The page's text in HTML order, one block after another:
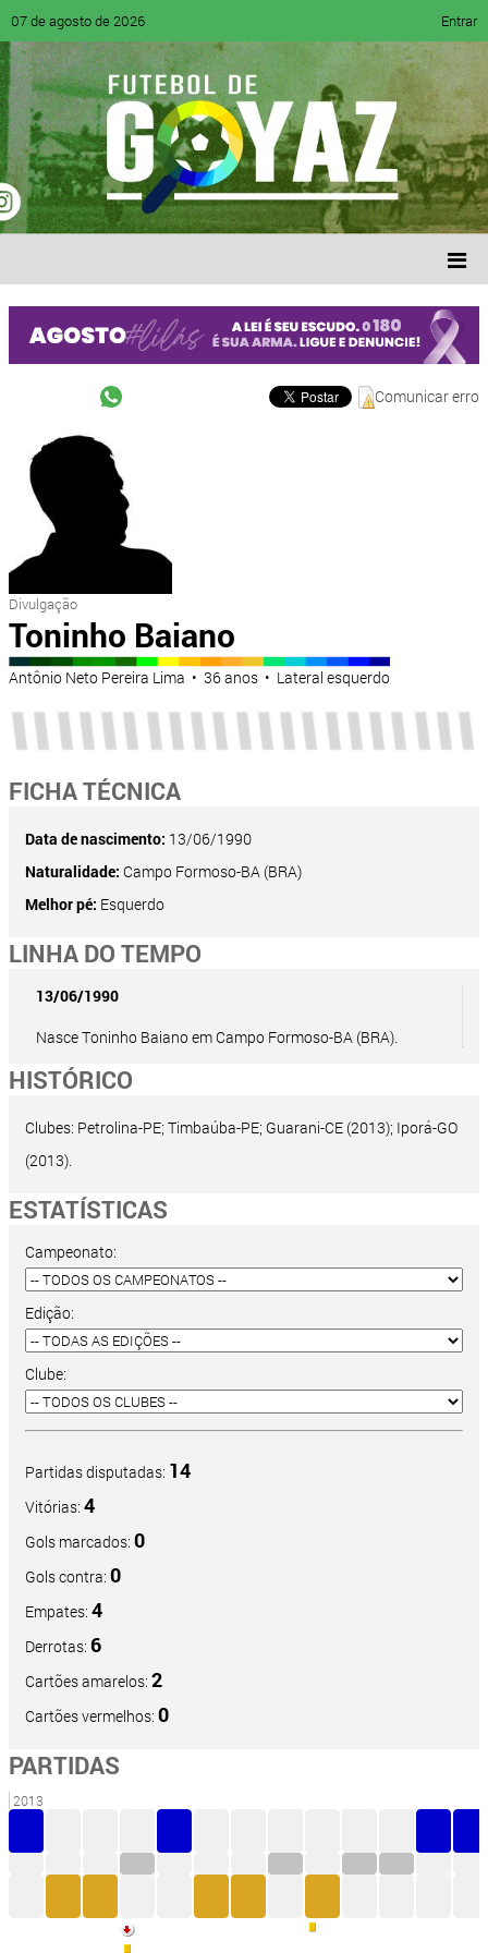
07 de agosto de 2026 Entrar
Comunicar erro
Divulgação
Toninho Baiano
Antônio Neto Pereira Lima • 36 anos • Lateral esquerdo
FICHA TÉCNICA
Data de nascimento: 13/06/1990
Naturalidade: Campo Formoso-BA (BRA)
Melhor pé: Esquerdo
LINHA DO TEMPO
13/06/1990
Nasce Toninho Baiano em Campo Formoso-BA (BRA).
HISTÓRICO
Clubes: Petrolina-PE; Timbaúba-PE; Guarani-CE (2013); Iporá-GO
(2013).
ESTATÍSTICAS
Campeonato:
Edição:
Clube:
Partidas disputadas: 14
Vitórias: 4
Gols marcados: 0
Gols contra: 0
Empates: 4
Derrotas: 6
Cartões amarelos: 2
Cartões vermelhos: 0
PARTIDAS
2013